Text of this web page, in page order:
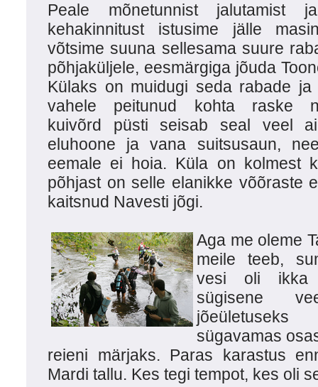
Peale mõnetunnist jalutamist
kehakinnitust istusime jälle
võtsime suuna sellesama suure
põhjaküljele, eesmärgiga jõuda
Külaks on muidugi seda rabade ja
vahele peitunud kohta raske
kuivõrd püsti seisab seal veel
eluhoone ja vana suitsusaun,
eemale ei hoia. Küla on kolmest
põhjast on selle elanikke võõraste
kaitsnud Navesti jõgi.
Aga me oleme
meile teeb,
vesi oli ikka
sügisene
jõeületuseks
sügavamas
reieni märjaks. Paras karastus
Mardi tallu. Kes tegi tempot, kes oli